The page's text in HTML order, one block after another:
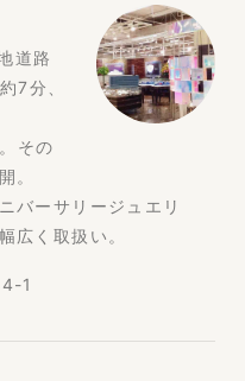
道路
7分、
その
。
バーサリージュエリ
広く取扱い。
1